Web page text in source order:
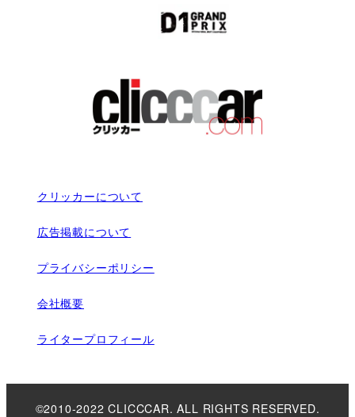
クリッカーについて
広告掲載について
プライバシーポリシー
会社概要
ライタープロフィール
©2010-2022 CLICCCAR. ALL RIGHTS RESERVED.